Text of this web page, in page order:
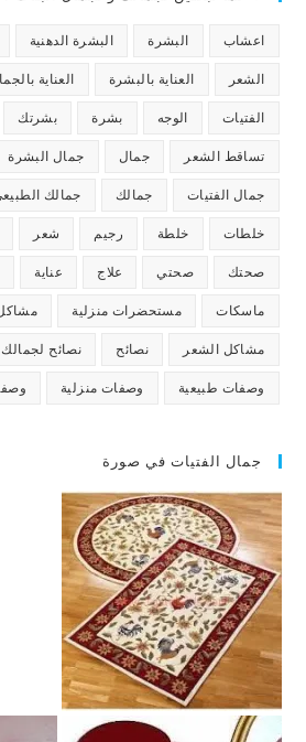
اعشاب البشرة البشرة الدهنية
الشعر العناية بالبشرة العناية
الفتيات الوجه بشرة بشرتك
تساقط الشعر جمال جمال البشرة
جمال الفتيات جمالك جمالك
خلطات خلطة رجيم شعر
صحتك صحتي علاج عناية
ماسكات مستحضرات منزلية
مشاكل الشعر نصائح نصائح لجمالك
وصفات طبيعية وصفات منزلية
جمال الفتيات في صورة